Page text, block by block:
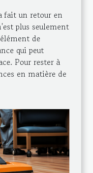
fait un retour en
plus seulement
de
qui peut
Pour rester à
en matière de